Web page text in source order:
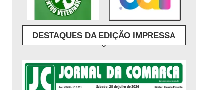
DESTAQUES DA EDIÇÃO IMPRESSA